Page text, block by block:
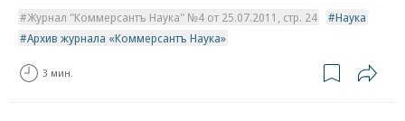
Журнал "Коммерсантъ Наука" №4 от 25.07.2011, стр. 24
Наука
Архив журнала «Коммерсантъ Наука»
3 мин.